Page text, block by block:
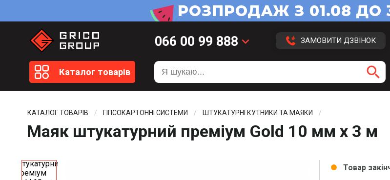
Каталог товарів
066 00 99 888
099 20 51 113
099 20 59 416
keyboard_arrow_down ЗАМОВИТИ ДЗВІНОК
search
КАТАЛОГ ТОВАРІВ ГІПСОКАРТОННІ СИСТЕМИ ШТУКАТУРНІ КУТНИКИ ТА МАЯКИ
Маяк штукатурний преміум Gold 10 мм х 3 м
circle Товар